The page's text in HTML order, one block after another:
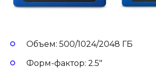
Объем: 500/1024/2048 ГБ
Форм-фактор: 2.5″